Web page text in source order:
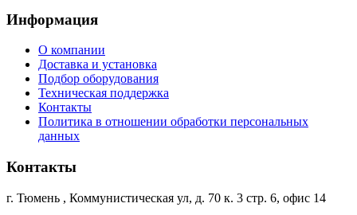
Информация
О компании
Доставка и установка
Подбор оборудования
Техническая поддержка
Контакты
Политика в отношении обработки персональных
данных
Контакты
г. Тюмень , Коммунистическая ул, д. 70 к. 3 стр. 6, офис 14